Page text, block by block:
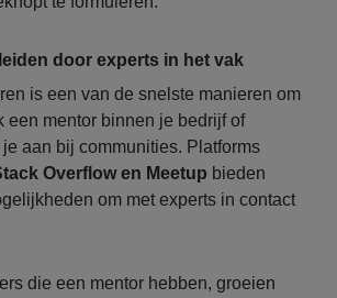
door experts in het vak
is een van de snelste manieren om
een mentor binnen je bedrijf of
aan bij communities. Platforms
Overflow en Meetup bieden
om met experts in contact
die een mentor hebben, groeien